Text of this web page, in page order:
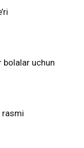
bolalar uchun
rasmi